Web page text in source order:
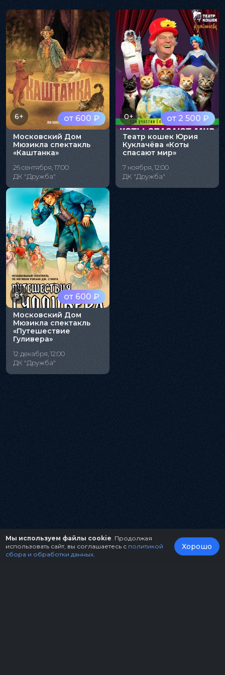
от 600 ₽
6+
Московский Дом
Мюзикла спектакль
«Каштанка»
26 сентября, 17:00
ДК "Дружба"
от 2 500 ₽
0+
Театр кошек Юрия
Куклачёва «Коты
спасают мир»
7 ноября, 12:00
ДК "Дружба"
от 600 ₽
6+
Московский Дом
Мюзикла спектакль
«Путешествие
Гуливера»
12 декабря, 12:00
ДК "Дружба"
Мы используем файлы cookie . Продолжая
использовать сайт, вы соглашаетесь с политикой
сбора и обработки данных
Хорошо